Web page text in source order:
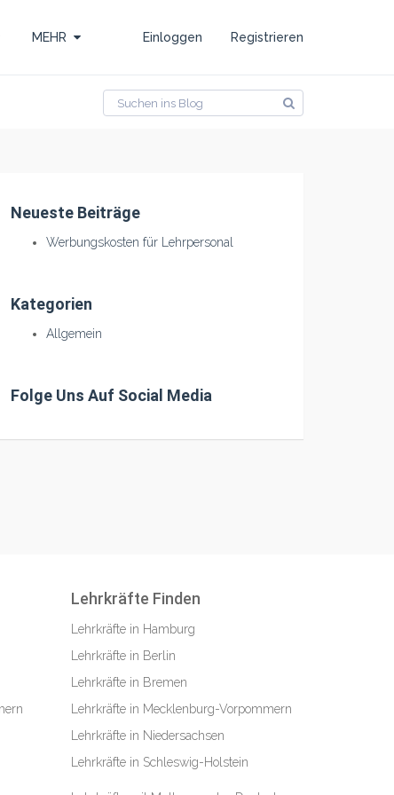
MEHR Einloggen Registrieren
Neueste Beiträge
Werbungskosten für Lehrpersonal
Kategorien
Allgemein
Folge Uns Auf Social Media
Lehrkräfte Finden
Lehrkräfte in Hamburg
Lehrkräfte in Berlin
Lehrkräfte in Bremen
Lehrkräfte in Mecklenburg-Vorpommern
Lehrkräfte in Niedersachsen
Lehrkräfte in Schleswig-Holstein